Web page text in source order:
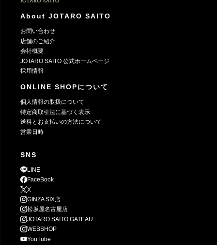
About JOTARO SAITO
お問い合わせ
店舗のご紹介
会社概要
JOTARO SAITO 公式ホームページ
採用情報
ONLINE SHOPについて
個人情報の取扱について
特定商取引法に基づく表示
送料とお支払いの方法について
営業日時
SNS
LINE
FaceBook
X
GINZA SIX店
松坂屋名古屋店
JOTARO SAITO GATEAU
WEBSHOP
YouTube